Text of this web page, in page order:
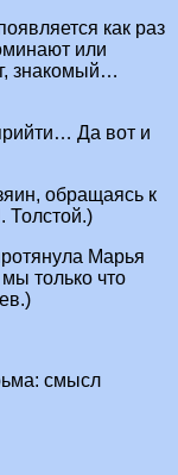
как раз
или
знакомый…
Да вот и
обращаясь к
Толстой.)
Марья
только что
смысл